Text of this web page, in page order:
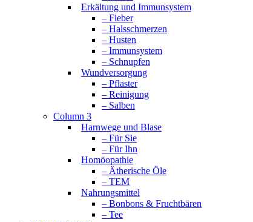
Erkältung und Immunsystem
– Fieber
– Halsschmerzen
– Husten
– Immunsystem
– Schnupfen
Wundversorgung
– Pflaster
– Reinigung
– Salben
Column 3
Harnwege und Blase
– Für Sie
– Für Ihn
Homöopathie
– Ätherische Öle
– TEM
Nahrungsmittel
– Bonbons & Fruchtbären
– Tee